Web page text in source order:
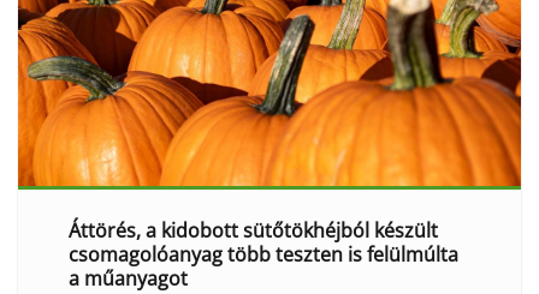
Áttörés, a kidobott sütőtökhéjból készült
csomagolóanyag több teszten is felülmúlta
a műanyagot